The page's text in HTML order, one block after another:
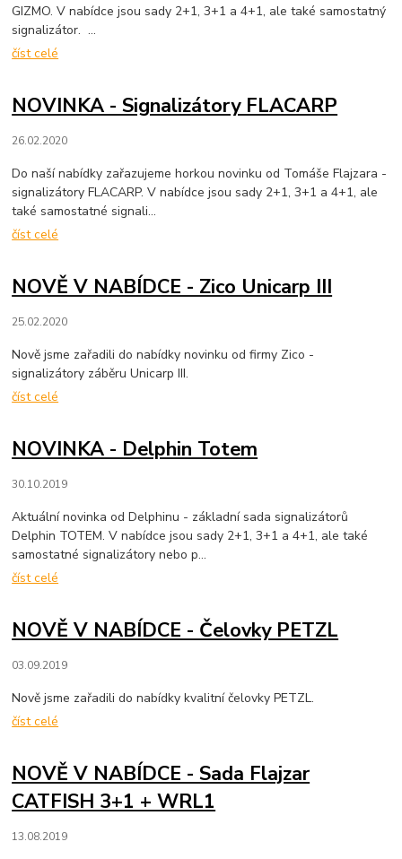
GIZMO. V nabídce jsou sady 2+1, 3+1 a 4+1, ale také samostatný
signalizátor. ...
číst celé
NOVINKA - Signalizátory FLACARP
26.02.2020
Do naší nabídky zařazujeme horkou novinku od Tomáše Flajzara -
signalizátory FLACARP. V nabídce jsou sady 2+1, 3+1 a 4+1, ale
také samostatné signali...
číst celé
NOVĚ V NABÍDCE - Zico Unicarp III
25.02.2020
Nově jsme zařadili do nabídky novinku od firmy Zico -
signalizátory záběru Unicarp III.
číst celé
NOVINKA - Delphin Totem
30.10.2019
Aktuální novinka od Delphinu - základní sada signalizátorů
Delphin TOTEM. V nabídce jsou sady 2+1, 3+1 a 4+1, ale také
samostatné signalizátory nebo p...
číst celé
NOVĚ V NABÍDCE - Čelovky PETZL
03.09.2019
Nově jsme zařadili do nabídky kvalitní čelovky PETZL.
číst celé
NOVĚ V NABÍDCE - Sada Flajzar
CATFISH 3+1 + WRL1
13.08.2019